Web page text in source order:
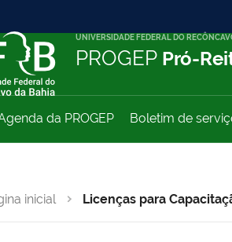
UNIVERSIDADE FEDERAL DO
PROGEP Pró-
da PROGEP Boletim de
inicial Licenças para